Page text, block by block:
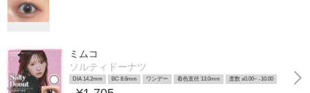
ミムコ
ソルティドーナツ
DIA 14.2mm BC 8.6mm ワンデー 着色直径 13.0mm 度数 ±0.00~ -10.00